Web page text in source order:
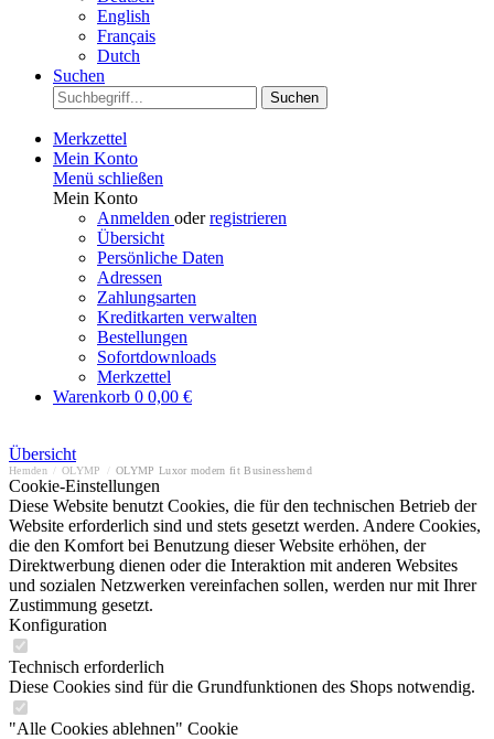
English
Français
Dutch
Suchen
Suchen
Merkzettel
Mein Konto
Menü schließen
Mein Konto
Anmelden oderregistrieren
Übersicht
Persönliche Daten
Adressen
Zahlungsarten
Kreditkarten verwalten
Bestellungen
Sofortdownloads
Merkzettel
Warenkorb 0 0,00 €
Übersicht
Hemden OLYMP OLYMP Luxor modern fit Businesshemd
Cookie-Einstellungen
Diese Website benutzt Cookies, die für den technischen Betrieb der
Website erforderlich sind und stets gesetzt werden. Andere Cookies,
die den Komfort bei Benutzung dieser Website erhöhen, der
Direktwerbung dienen oder die Interaktion mit anderen Websites
und sozialen Netzwerken vereinfachen sollen, werden nur mit Ihrer
Zustimmung gesetzt.
Konfiguration
Technisch erforderlich
Diese Cookies sind für die Grundfunktionen des Shops notwendig.
"Alle Cookies ablehnen" Cookie